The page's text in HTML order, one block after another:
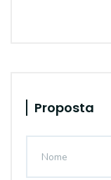
Proposta